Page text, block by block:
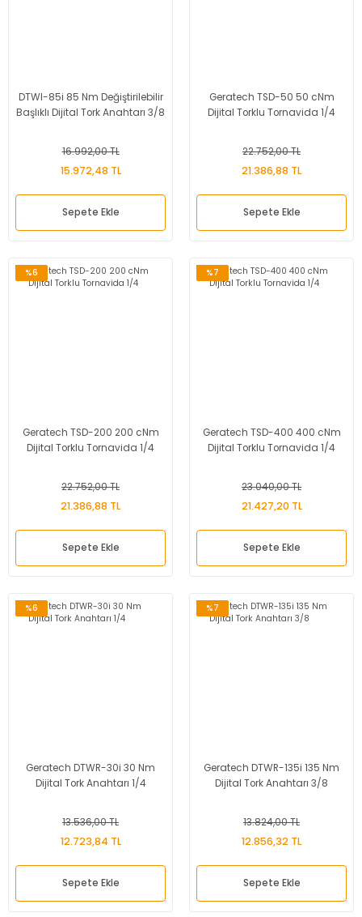
DTWI-85i 85 Nm Değiştirilebilir
Başlıklı Dijital Tork Anahtarı 3/8
16.992,00 TL
15.972,48 TL
Sepete Ekle
Geratech TSD-50 50 cNm
Dijital Torklu Tornavida 1/4
22.752,00 TL
21.386,88 TL
Sepete Ekle
%6
Geratech TSD-200 200 cNm
Dijital Torklu Tornavida 1/4
22.752,00 TL
21.386,88 TL
Sepete Ekle
%7
Geratech TSD-400 400 cNm
Dijital Torklu Tornavida 1/4
23.040,00 TL
21.427,20 TL
Sepete Ekle
%6
Geratech DTWR-30i 30 Nm
Dijital Tork Anahtarı 1/4
13.536,00 TL
12.723,84 TL
Sepete Ekle
%7
Geratech DTWR-135i 135 Nm
Dijital Tork Anahtarı 3/8
13.824,00 TL
12.856,32 TL
Sepete Ekle